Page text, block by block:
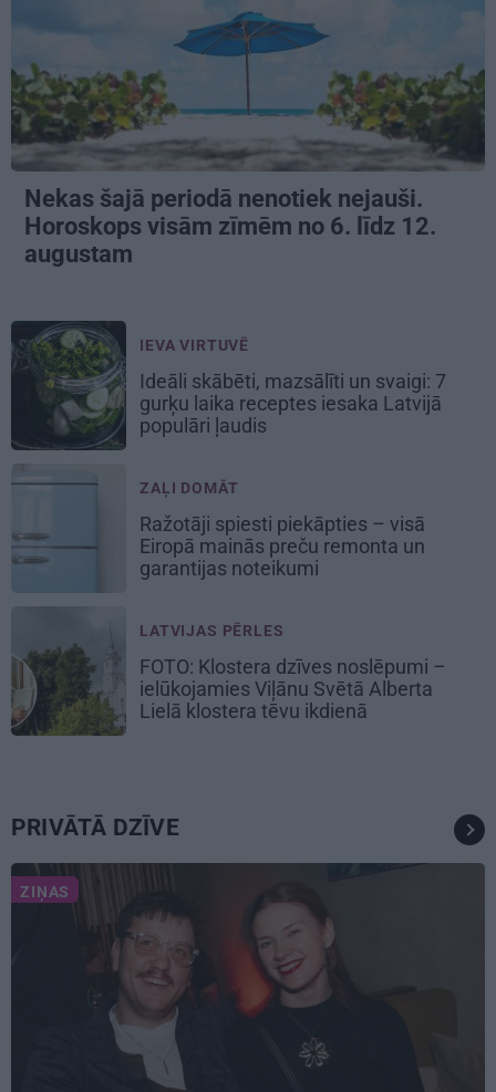
Nekas šajā periodā nenotiek nejauši.
Horoskops visām zīmēm no 6. līdz 12.
augustam
IEVA VIRTUVĒ
Ideāli skābēti, mazsālīti un svaigi: 7
gurķu laika receptes iesaka Latvijā
populāri ļaudis
ZAĻI DOMĀT
Ražotāji spiesti piekāpties – visā
Eiropā mainās preču remonta un
garantijas noteikumi
LATVIJAS PĒRLES
FOTO: Klostera dzīves noslēpumi –
ielūkojamies Viļānu Svētā Alberta
Lielā klostera tēvu ikdienā
PRIVĀTĀ DZĪVE
ZIŅAS